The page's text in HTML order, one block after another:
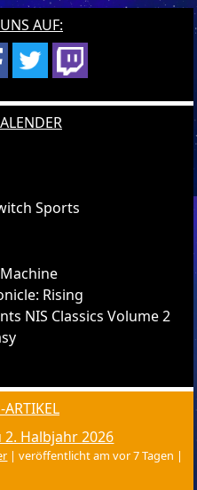
AUF:
Sports
Rising
NIS Classics Volume 2
ARTIKEL
Halbjahr 2026
|veröffentlicht am vor 7 Tagen |